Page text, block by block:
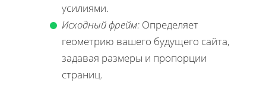
усилиями.
Исходный фрейм: Определяет
геометрию вашего будущего сайта,
задавая размеры и пропорции
страниц.